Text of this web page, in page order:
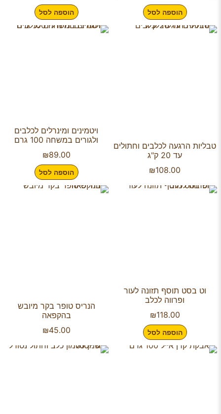
הוספה לסל הוספה לסל
טבליות הרגעה לכלבים וחתולים
עד 20 ק"ג
₪108.00
ויטמינים ומינרלים לכלבים
ולגורים במשחה 100 גרם
₪89.00
הוספה לסל
וט בסט תוסף תזונה לעור
ופרווה לכלב
₪118.00
הוספה לסל
הנריס טופר בקר מיובש
בהקפאה
₪45.00